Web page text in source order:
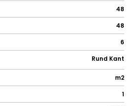
48
48
6
Rund Kant
m2
1